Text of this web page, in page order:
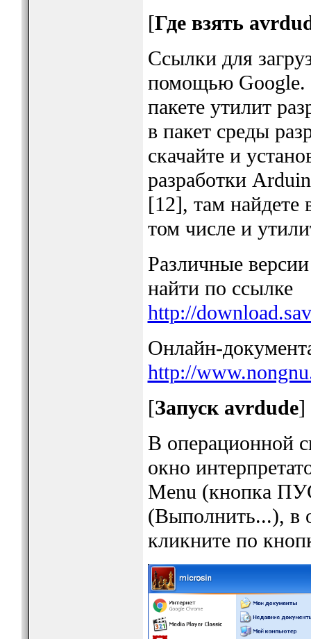
[Где взять
Ссылки для
помощью Google.
пакете утилит
в пакет среды
скачайте и
разработки
[12], там найдете
том числе и
Различные
найти по ссылке
http://
Онлайн-
http://
[Запуск avrdude]
В операционной
окно
Menu (кнопка
(Выполнить...), в
кликните по